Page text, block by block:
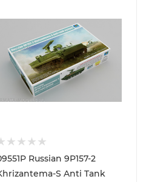
Russian 9P157-2
S Anti Tank